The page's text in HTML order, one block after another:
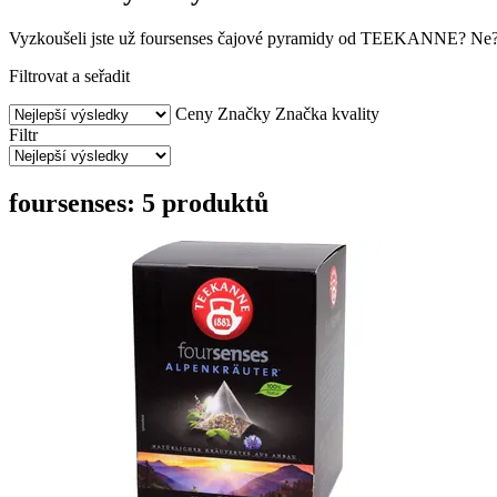
Vyzkoušeli jste už foursenses čajové pyramidy od TEEKANNE?
Filtrovat a seřadit
Ceny Značky Značka kvality
Filtr
foursenses: 5 produktů